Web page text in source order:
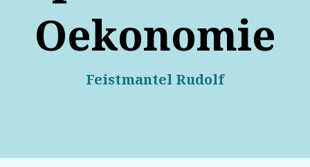
Oekonomie
Feistmantel Rudolf